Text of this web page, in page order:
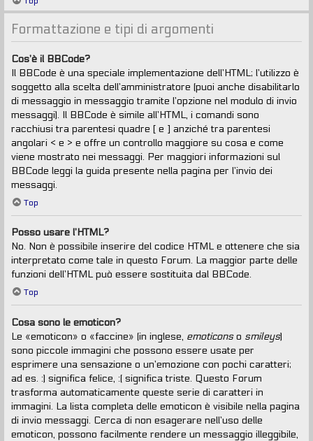
Formattazione e tipi di argomenti
Cos’è il BBCode?
Il BBCode è una speciale implementazione dell’HTML; l’utilizzo è
soggetto alla scelta dell’amministratore (puoi anche disabilitarlo
di messaggio in messaggio tramite l’opzione nel modulo di invio
messaggi). Il BBCode è simile all’HTML, i comandi sono
racchiusi tra parentesi quadre [ e ] anziché tra parentesi
angolari < e > e offre un controllo maggiore su cosa e come
viene mostrato nei messaggi. Per maggiori informazioni sul
BBCode leggi la guida presente nella pagina per l’invio dei
messaggi.
Top
Posso usare l’HTML?
No. Non è possibile inserire del codice HTML e ottenere che sia
interpretato come tale in questo Forum. La maggior parte delle
funzioni dell’HTML può essere sostituita dal BBCode.
Top
Cosa sono le emoticon?
Le «emoticon» o «faccine» (in inglese, emoticonso smileys)
sono piccole immagini che possono essere usate per
esprimere una sensazione o un’emozione con pochi caratteri;
ad es. :) significa felice, :( significa triste. Questo Forum
trasforma automaticamente queste serie di caratteri in
immagini. La lista completa delle emoticon è visibile nella pagina
di invio messaggi. Cerca di non esagerare nell’uso delle
emoticon, possono facilmente rendere un messaggio illeggibile,